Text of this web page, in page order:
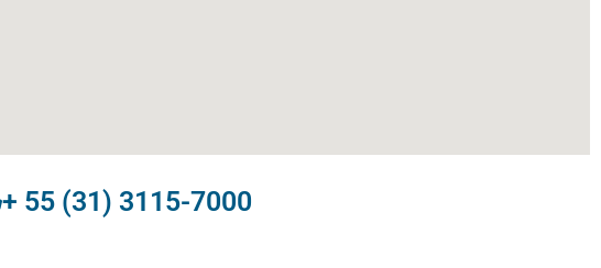
+ 55 (31) 3115-7000​